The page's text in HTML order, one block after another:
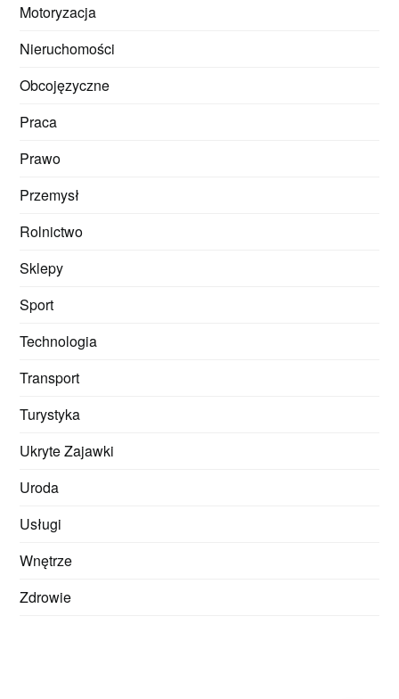
Motoryzacja
Nieruchomości
Obcojęzyczne
Praca
Prawo
Przemysł
Rolnictwo
Sklepy
Sport
Technologia
Transport
Turystyka
Ukryte Zajawki
Uroda
Usługi
Wnętrze
Zdrowie